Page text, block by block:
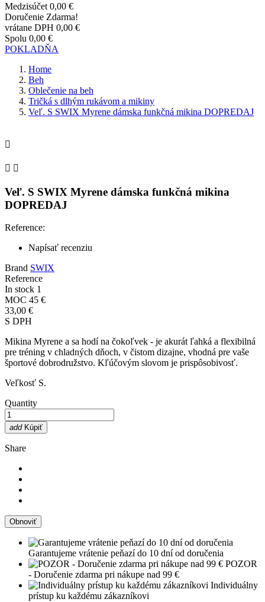
Medzisúčet 0,00 €
Doručenie Zdarma!
vrátane DPH 0,00 €
Spolu 0,00 €
POKLADŇA
Home
Beh
Oblečenie na beh
Tričká s dlhým rukávom a mikiny
Veľ. S SWIX Myrene dámska funkčná mikina DOPREDAJ

 
Veľ. S SWIX Myrene dámska funkčná mikina
DOPREDAJ
Reference:
Napísať recenziu
Brand SWIX
Reference
In stock 1
MOC 45 €
33,00 €
S DPH
Mikina Myrene a sa hodí na čokoľvek - je akurát ľahká a flexibilná
pre tréning v chladných dňoch, v čistom dizajne, vhodná pre vaše
športové dobrodružstvo. Kľúčovým slovom je prispôsobivosť.
Veľkosť S.
Quantity
add Kúpiť
Share
Garantujeme vrátenie peňazí do 10 dní od doručenia
POZOR
- Doručenie zdarma pri nákupe nad 99 €
Individuálny
prístup ku každému zákazníkovi